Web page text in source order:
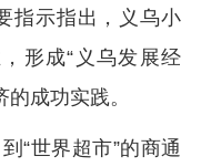
指示指出，义乌小
形成“义乌发展经
成功实践。
“世界超市”的商通